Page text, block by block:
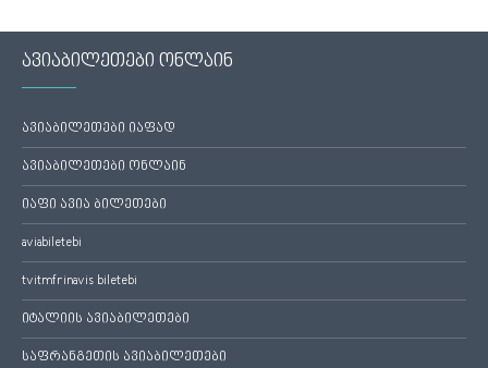
ავიაბილეთები ონლაინ
ავიაბილეთები იაფად
ავიაბილეთები ონლაინ
იაფი ავია ბილეთები
aviabiletebi
tvitmfrinavis biletebi
იტალიის ავიაბილეთები
საფრანგეთის ავიაბილეთები